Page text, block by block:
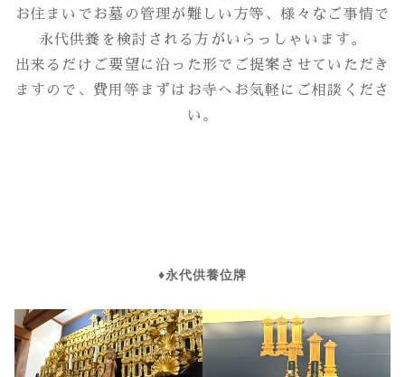
お住まいでお墓の管理が難しい方等、様々なご事情で
永代供養を検討される方がいらっしゃいます。
出来るだけご要望に沿った形でご提案させていただき
ますので、費用等まずはお寺へお気軽にご相談くださ
い。
♦︎永代供養位牌